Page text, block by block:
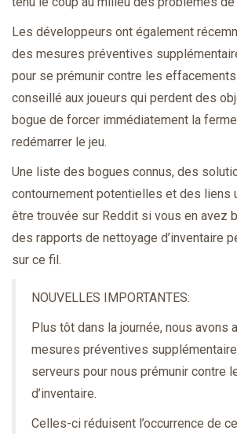
Les développeurs ont également
des mesures préventives
pour se prémunir contre les
conseillé aux joueurs qui perdent des
bogue de forcer immédiatement la
redémarrer le jeu.
Une liste des bogues connus, des
contournement potentielles et des liens
être trouvée sur Reddit si vous en avez
des rapports de nettoyage d’inventaire
sur ce fil.
NOUVELLES IMPORTANTES:
Plus tôt dans la journée, nous avons
mesures préventives
serveurs pour nous prémunir contre
d’inventaire.
Celles-ci réduisent l’occurrence de